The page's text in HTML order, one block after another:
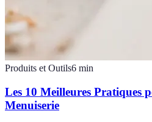
Produits et Outils6 min
Les 10 Meilleures Pratiques
Menuiserie